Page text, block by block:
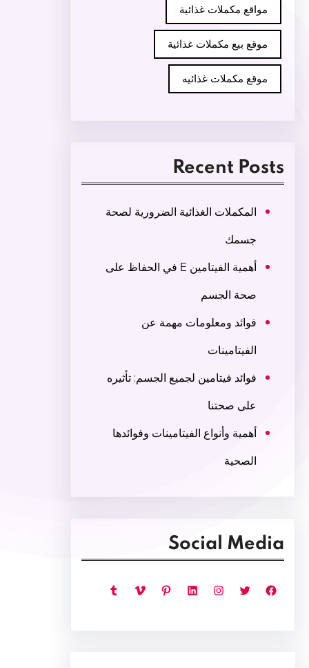
مواقع مكملات غذائية
موقع بيع مكملات غذائية
موقع مكملات غذائيه
Recent Posts
المكملات الغذائية الضرورية لصحة
جسمك
أهمية الفيتامين E في الحفاظ على
صحة الجسم
فوائد ومعلومات مهمة عن
الفيتامينات
فوائد فيتامين لجميع الجسم: تأثيره
على صحتنا
أهمية وأنواع الفيتامينات وفوائدها
الصحية
Social Media
فيسبوك تويتر إنستجرام لينكد إن بينتريست فيميو تمبلر